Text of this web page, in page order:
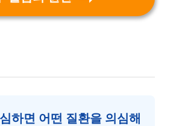
하면 어떤 질환을 의심해